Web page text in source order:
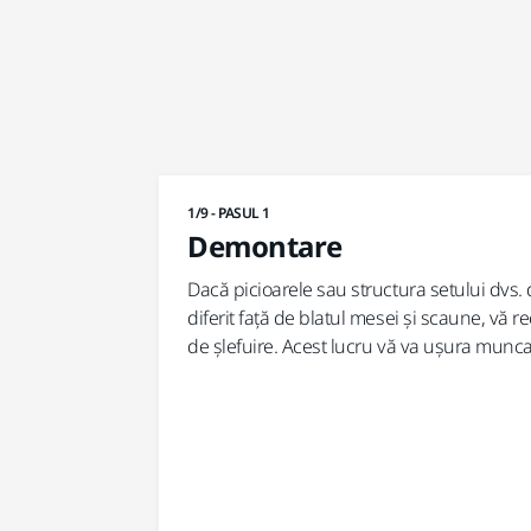
1/9 - PASUL 1
Demontare
Dacă picioarele sau structura setului
diferit față de blatul mesei și scaune, vă
de șlefuire. Acest lucru vă va ușura